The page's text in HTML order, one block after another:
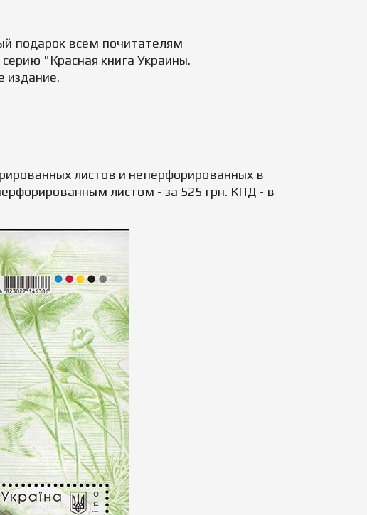
подарок всем почитателям
"Красная книга Украины.
издание.
листов и неперфорированных в
листом - за 525 грн. КПД - в